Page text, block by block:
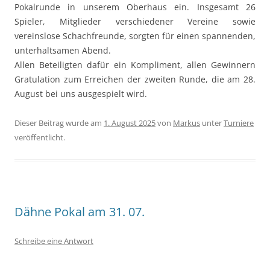
Pokalrunde in unserem Oberhaus ein. Insgesamt 26
Spieler, Mitglieder verschiedener Vereine sowie
vereinslose Schachfreunde, sorgten für einen spannenden,
unterhaltsamen Abend.
Allen Beteiligten dafür ein Kompliment, allen Gewinnern
Gratulation zum Erreichen der zweiten Runde, die am 28.
August bei uns ausgespielt wird.
Dieser Beitrag wurde am 1. August 2025von Markus unterTurniere
veröffentlicht.
Dähne Pokal am 31. 07.
Schreibe eine Antwort